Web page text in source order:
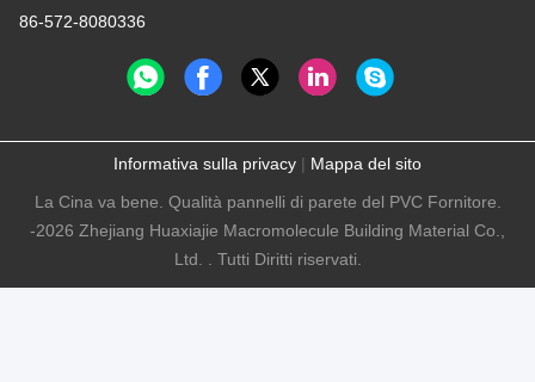
86-572-8080336
Informativa sulla privacy | Mappa del sito
La Cina va bene. Qualità pannelli di parete del PVC Fornitore.
-2026 Zhejiang Huaxiajie Macromolecule Building Material Co.,
Ltd. . Tutti Diritti riservati.